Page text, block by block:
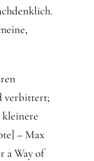
verbittert;
– Max
a Way of